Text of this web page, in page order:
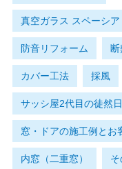
真空ガラス スペーシア
防音リフォーム
カバー工法 採風
サッシ屋2代目の徒然
窓・ドアの施工例とお
内窓（二重窓）